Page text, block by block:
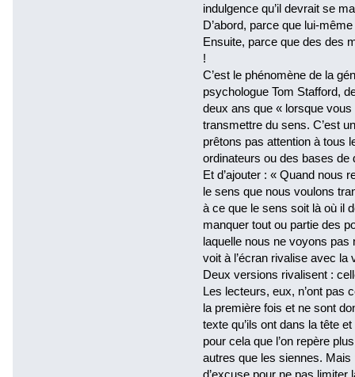
indulgence qu’il devrait se
D’abord, parce que lui-
Ensuite, parce que des des
!
C’est le phénomène de la
psychologue Tom Stafford,
deux ans que « lorsque
transmettre du sens. C’est
prêtons pas attention à tous
ordinateurs ou des bases de
Et d’ajouter : « Quand nous
le sens que nous voulons
à ce que le sens soit là où il
manquer tout ou partie des
laquelle nous ne voyons pas
voit à l’écran rivalise avec
Deux versions rivalisent :
Les lecteurs, eux, n’ont pas
la première fois et ne sont
texte qu’ils ont dans la tête
pour cela que l’on repère
autres que les siennes.
d’excuse pour ne pas limiter